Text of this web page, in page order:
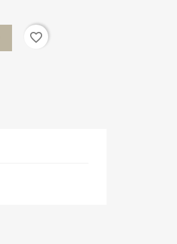
favorite_border